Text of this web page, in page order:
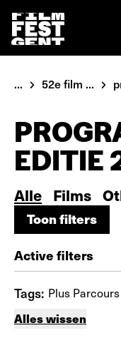
... 52e film ...
EDITIE
Alle Films
Toon filters
Toon filters
Active filters
Tags: Plus Parcours
Alles wissen